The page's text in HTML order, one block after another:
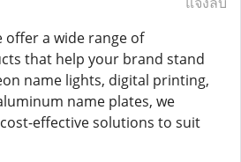
offer a wide range of
that help your brand stand
name lights, digital printing,
name plates, we
effective solutions to suit